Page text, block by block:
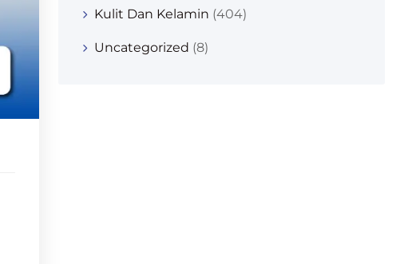
Kulit Dan Kelamin (404)
Uncategorized (8)